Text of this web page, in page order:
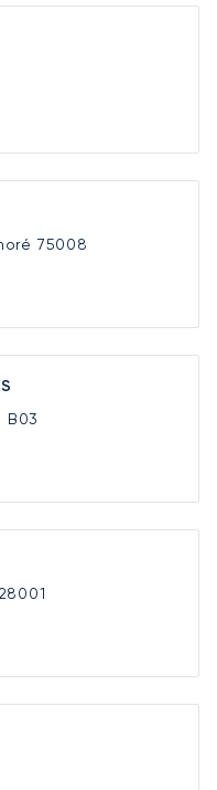
75008
B03
28001